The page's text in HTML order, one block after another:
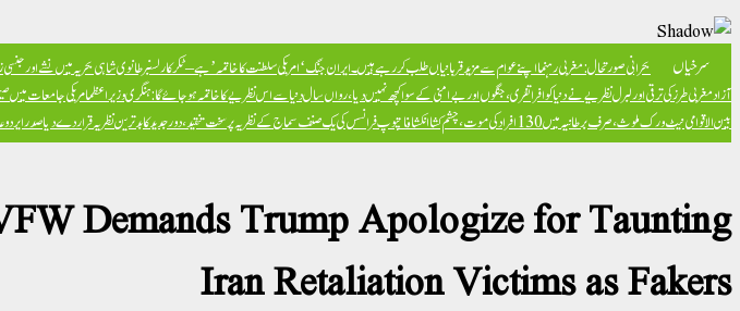
سرخیاں بحرانی صورتحال: مغربی رہنما اپنے عوام سے مزید قربانیاں طلب کر رہے ہیں۔ایران جنگ ‘امریکی سلطنت کا خاتمہ’ ہے – ٹکر کارلسنبرطانوی شاہی بحریہ میں نشے اور
آزادمغربی طرز کی ترقی اور لبرل نظریے نے دنیا کو افراتفری، جنگوں اور بےامنی کے سوا کچھ نہیں دیا، رواں سال دنیا سے اس نظریے کا خاتمہ ہو جائے گا: ہنگری وزیراعظمامریکی جامعات میں
بین الاقوامی نیٹ ورک ملوث، صرف برطانیہ میں 130 افراد کی موت، چشم کشا انکشافات
پوپ فرانسس کی یک صنف سماج کے نظریہ پر سخت تنقید، دور جدید کا بدترین نظریہ قرار دے دیاصدر
Demands Trump Apologize for Taunting
Iran Retaliation Victims as Fakers